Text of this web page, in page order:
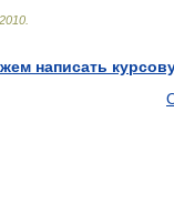
2010
написать